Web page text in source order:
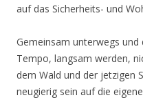
auf das Sicherheits- und
Gemeinsam unterwegs
Tempo, langsam werden,
dem Wald und der jetzigen
neugierig sein auf die